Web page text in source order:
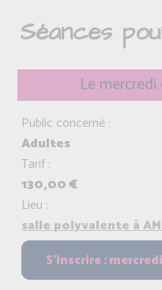
Séances
Le
Public concerné :
Adultes
Tarif :
130,00 €
Lieu :
salle polyvalente à